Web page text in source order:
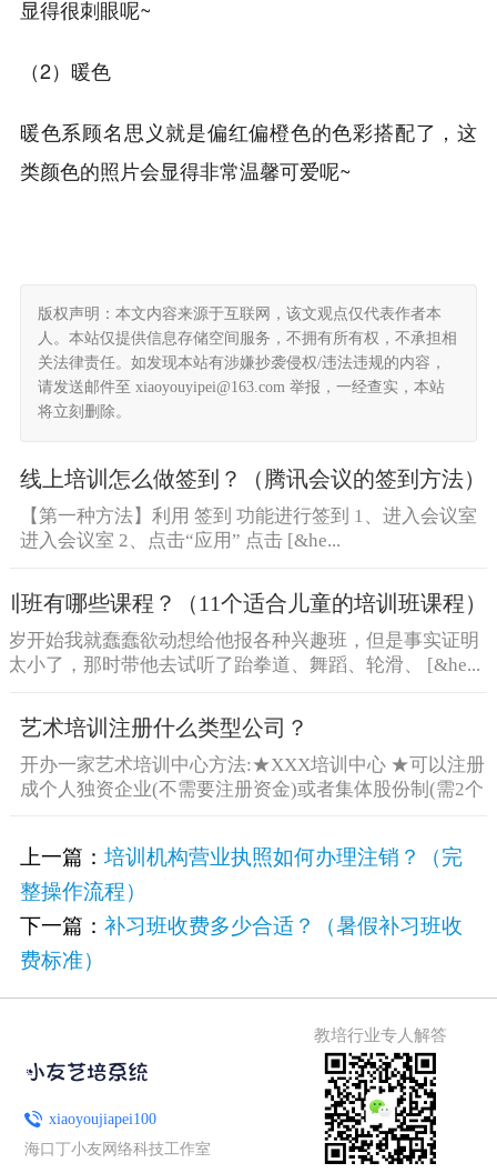
显得很刺眼呢~
（2）暖色
暖色系顾名思义就是偏红偏橙色的色彩搭配了，这
类颜色的照片会显得非常温馨可爱呢~
版权声明：本文内容来源于互联网，该文观点仅代表作者本
人。本站仅提供信息存储空间服务，不拥有所有权，不承担相
关法律责任。如发现本站有涉嫌抄袭侵权/违法违规的内容，
请发送邮件至 xiaoyouyipei@163.com 举报，一经查实，本站
将立刻删除。
线上培训怎么做签到？（腾讯会议的签到方法）
【第一种方法】利用 签到 功能进行签到 1、进入会议室
进入会议室 2、点击“应用” 点击 [&he...
班有哪些课程？（11个适合儿童的培训班课程）
岁开始我就蠢蠢欲动想给他报各种兴趣班，但是事实证明
太小了，那时带他去试听了跆拳道、舞蹈、轮滑、 [&he...
艺术培训注册什么类型公司？
开办一家艺术培训中心方法:★XXX培训中心 ★可以注册
成个人独资企业(不需要注册资金)或者集体股份制(需2个
上一篇： 培训机构营业执照如何办理注销？（完
整操作流程）
下一篇： 补习班收费多少合适？（暑假补习班收
费标准）
xiaoyoujiapei100
海口丁小友网络科技工作室
教培行业专人解答